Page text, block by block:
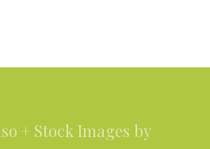
+ Stock Images by